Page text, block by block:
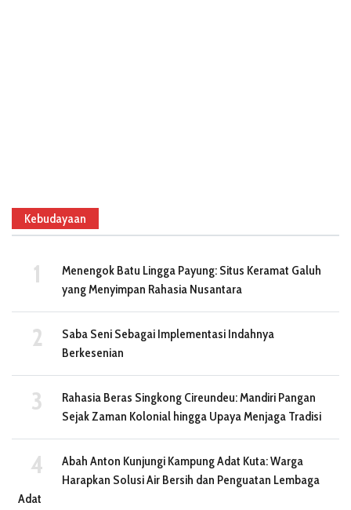
Kebudayaan
Menengok Batu Lingga Payung: Situs Keramat Galuh
yang Menyimpan Rahasia Nusantara
Saba Seni Sebagai Implementasi Indahnya
Berkesenian
Rahasia Beras Singkong Cireundeu: Mandiri Pangan
Sejak Zaman Kolonial hingga Upaya Menjaga Tradisi
Abah Anton Kunjungi Kampung Adat Kuta: Warga
Harapkan Solusi Air Bersih dan Penguatan Lembaga
Adat